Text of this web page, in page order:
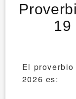
19
El
2026 es: